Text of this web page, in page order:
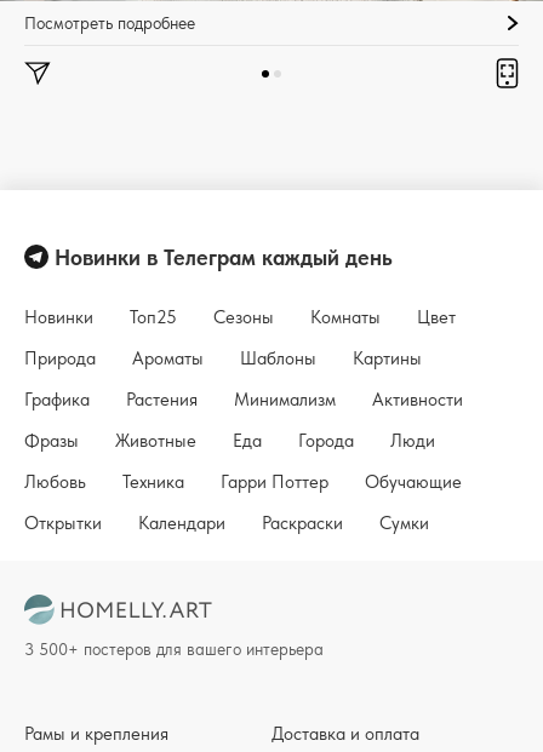
Посмотреть подробнее
Новинки в Телеграм каждый день
Новинки Топ25 Сезоны Комнаты
Цвет
Природа
Ароматы Шаблоны
Картины
Графика
Растения Минимализм
Активности
Фразы
Животные Еда Города
Люди
Любовь
Техника Гарри Поттер
Обучающие
Открытки
Календари Раскраски Сумки
Рамы и крепления Доставка и оплата
3 500+ постеров для вашего интерьера